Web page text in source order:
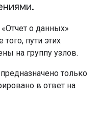
.
о данных»
того, пути этих
на группу узлов.
только
в ответ на